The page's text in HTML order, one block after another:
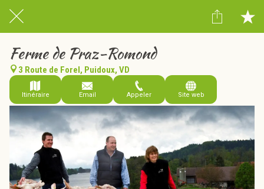
Ferme de Praz-Romond
3 Route de Forel, Puidoux, VD
Itinéraire Email Appeler Site web